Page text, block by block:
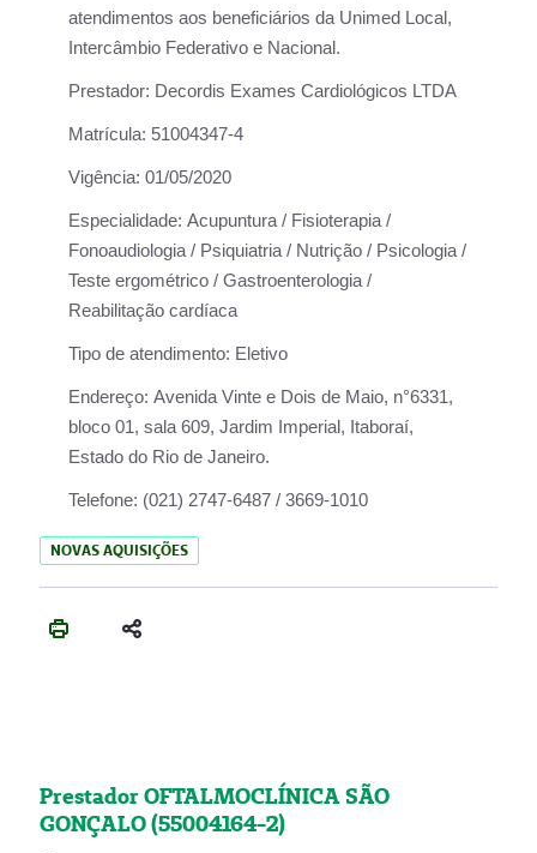
atendimentos aos beneficiários da Unimed Local,
Intercâmbio Federativo e Nacional.
Prestador: Decordis Exames Cardiológicos LTDA
Matrícula: 51004347-4
Vigência: 01/05/2020
Especialidade: Acupuntura / Fisioterapia /
Fonoaudiologia / Psiquiatria / Nutrição / Psicologia /
Teste ergométrico / Gastroenterologia /
Reabilitação cardíaca
Tipo de atendimento: Eletivo
Endereço: Avenida Vinte e Dois de Maio, n°6331,
bloco 01, sala 609, Jardim Imperial, Itaboraí,
Estado do Rio de Janeiro.
Telefone: (021) 2747-6487 / 3669-1010
NOVAS AQUISIÇÕES
Prestador OFTALMOCLÍNICA SÃO
GONÇALO (55004164-2)